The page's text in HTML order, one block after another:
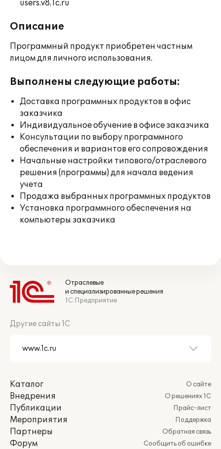
users.v8.1c.ru
Описание
Программный продукт приобретен частным
лицом для личного использования.
Выполнены следующие работы:
Доставка программных продуктов в офис
заказчика
Индивидуальное обучение в офисе заказчика
Консультации по выбору программного
обеспечения и вариантов его сопровождения
Начальные настройки типового/отраслевого
решения (программы) для начала ведения
учета
Продажа выбранных программных продуктов
Установка программного обеспечения на
компьютеры заказчика
Отраслевые
и специализированные решения
1С:Предприятие
Другие сайты 1С
Каталог
Внедрения
Публикации
Мероприятия
Партнеры
Форум
О сайте
О решениях 1С
Прайс-лист
Поддержка
Обратная связь
Сообщить об ошибке